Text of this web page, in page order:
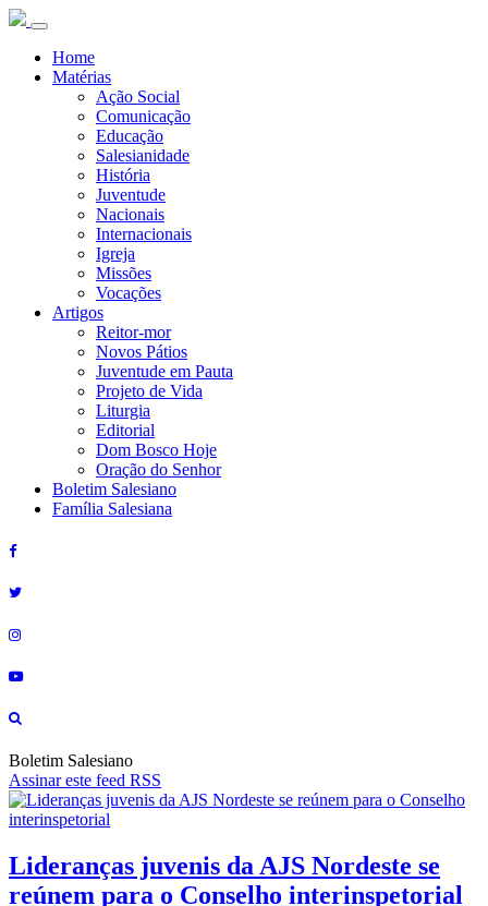
Home
Matérias
Ação Social
Comunicação
Educação
Salesianidade
História
Juventude
Nacionais
Internacionais
Igreja
Missões
Vocações
Artigos
Reitor-mor
Novos Pátios
Juventude em Pauta
Projeto de Vida
Liturgia
Editorial
Dom Bosco Hoje
Oração do Senhor
Boletim Salesiano
Família Salesiana
Boletim Salesiano
Assinar este feed RSS
Lideranças juvenis da AJS Nordeste se
reúnem para o Conselho interinspetorial